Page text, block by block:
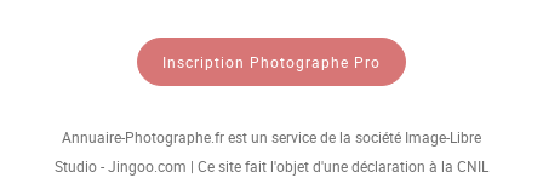
Inscription Photographe Pro
Annuaire-Photographe.fr est un service de la société Image-Libre
Studio - Jingoo.com | Ce site fait l'objet d'une déclaration à la CNIL